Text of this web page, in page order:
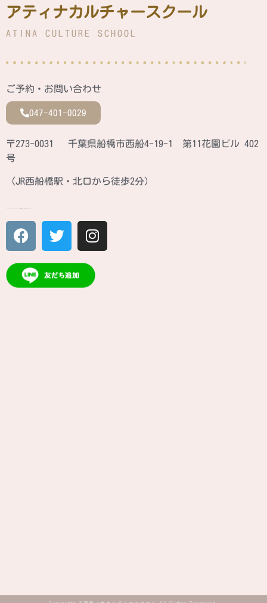
アティナカルチャースクール
ATINA CULTURE SCHOOL
ご予約・お問い合わせ
047-401-0029
〒273-0031 千葉県船橋市西船4-19-1 第11花園ビル 402
号
（JR西船橋駅・北口から徒歩2分）